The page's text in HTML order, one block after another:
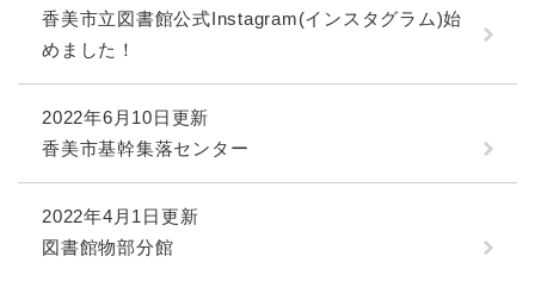
香美市立図書館公式Instagram(インスタグラム)始
めました！
2022年6月10日更新
香美市基幹集落センター
2022年4月1日更新
図書館物部分館